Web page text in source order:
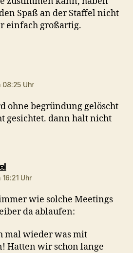
Spaß an der Staffel nicht
einfach großartig.
08:25 Uhr
ohne begründung gelöscht
gesichtet. dann halt nicht
sagt:
Uhr
wie solche Meetings
da ablaufen:
mal wieder was mit
Hatten wir schon lange